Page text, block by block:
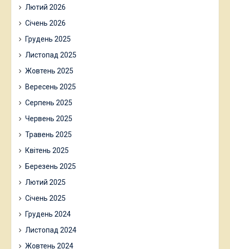
Лютий 2026
Січень 2026
Грудень 2025
Листопад 2025
Жовтень 2025
Вересень 2025
Серпень 2025
Червень 2025
Травень 2025
Квітень 2025
Березень 2025
Лютий 2025
Січень 2025
Грудень 2024
Листопад 2024
Жовтень 2024